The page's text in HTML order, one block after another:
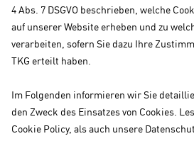
4 Abs. 7 DSGVO beschrieben, welche
auf unserer Website erheben und zu
verarbeiten, sofern Sie dazu Ihre
TKG erteilt haben.
Im Folgenden informieren wir Sie
den Zweck des Einsatzes von Cookies.
Cookie Policy, als auch unsere